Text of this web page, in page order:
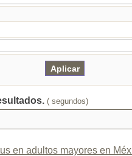
( segundos)
en adultos mayores en